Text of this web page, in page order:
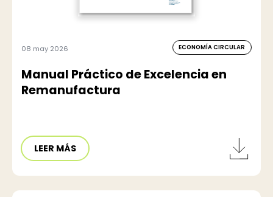
08 may 2026 ECONOMÍA CIRCULAR
Manual Práctico de Excelencia en
Remanufactura
LEER MÁS